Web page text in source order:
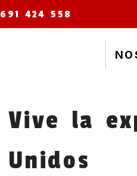
691 424 558
Vive la
Unidos